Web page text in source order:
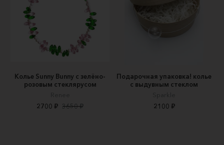
Колье Sunny Bunny с зелёно-
розовым стеклярусом
Renee
2700 ₽ 3650 ₽
Подарочная упаковка! колье
с выдувным стеклом
Sparkle
2100 ₽